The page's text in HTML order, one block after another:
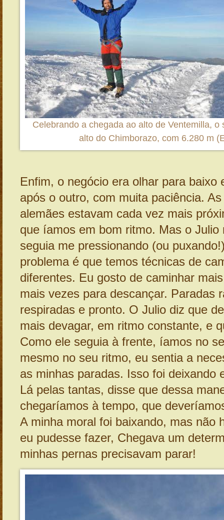
Celebrando a chegada ao alto de Ventemilla, o
alto do Chimborazo, com 6.280 m
Enfim, o negócio era olhar para baixo
após o outro, com muita paciência.
alemães estavam cada vez mais
que íamos em bom ritmo. Mas o Julio
seguia me pressionando (ou
problema é que temos técnicas de
diferentes. Eu gosto de caminhar
mais vezes para descançar. Paradas
respiradas e pronto. O Julio diz que
mais devagar, em ritmo constante, e
Como ele seguia à frente, íamos no
mesmo no seu ritmo, eu sentia a
as minhas paradas. Isso foi deixando
Lá pelas tantas, disse que dessa
chegaríamos à tempo, que
A minha moral foi baixando, mas não
eu pudesse fazer, Chegava um
minhas pernas precisavam parar!